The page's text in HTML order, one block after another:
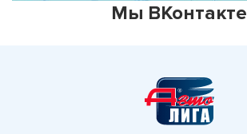
Мы ВКонтакте